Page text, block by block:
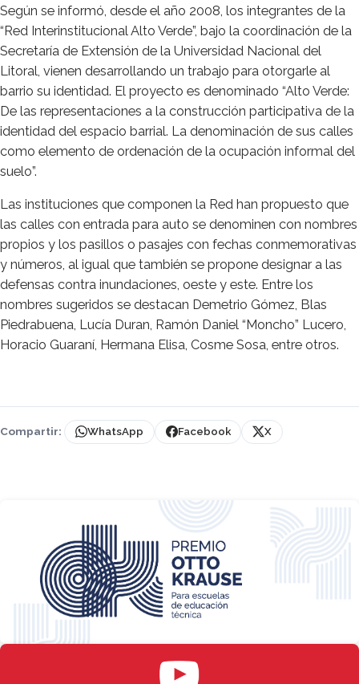
Según se informó, desde el año 2008, los integrantes de la
“Red Interinstitucional Alto Verde”, bajo la coordinación de la
Secretaría de Extensión de la Universidad Nacional del
Litoral, vienen desarrollando un trabajo para otorgarle al
barrio su identidad. El proyecto es denominado “Alto Verde:
De las representaciones a la construcción participativa de la
identidad del espacio barrial. La denominación de sus calles
como elemento de ordenación de la ocupación informal del
suelo”.
Las instituciones que componen la Red han propuesto que
las calles con entrada para auto se denominen con nombres
propios y los pasillos o pasajes con fechas conmemorativas
y números, al igual que también se propone designar a las
defensas contra inundaciones, oeste y este. Entre los
nombres sugeridos se destacan Demetrio Gómez, Blas
Piedrabuena, Lucía Duran, Ramón Daniel “Moncho” Lucero,
Horacio Guaraní, Hermana Elisa, Cosme Sosa, entre otros.
Compartir: WhatsApp Facebook X